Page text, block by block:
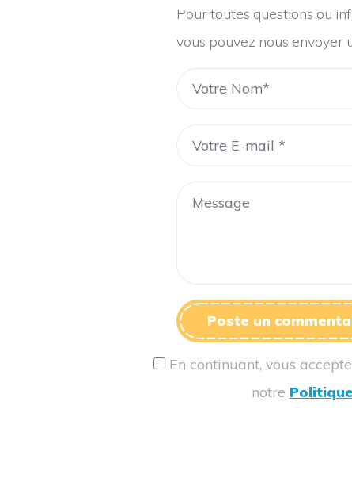
Pour toutes questions ou
vous pouvez nous envoyer
Poste un
En continuant, vous
notre